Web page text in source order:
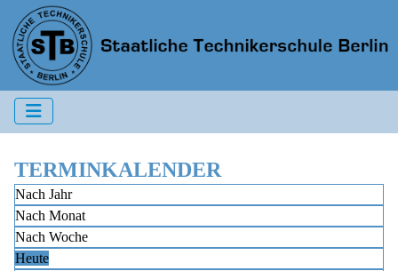
TERMINKALENDER
Nach Jahr
Nach Monat
Nach Woche
Heute